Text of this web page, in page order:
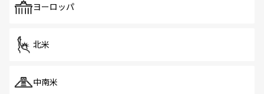
で、ホーカーズは地元の風情を楽しめる外せないスポット
ヨーロッパ
北米
中南米